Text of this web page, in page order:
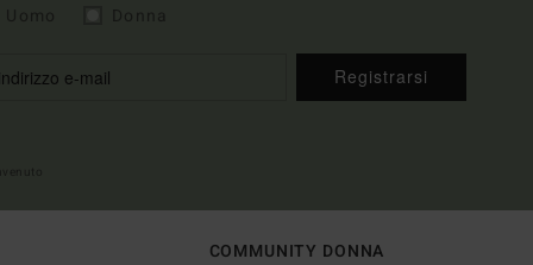
Registrarsi
COMMUNITY DONNA